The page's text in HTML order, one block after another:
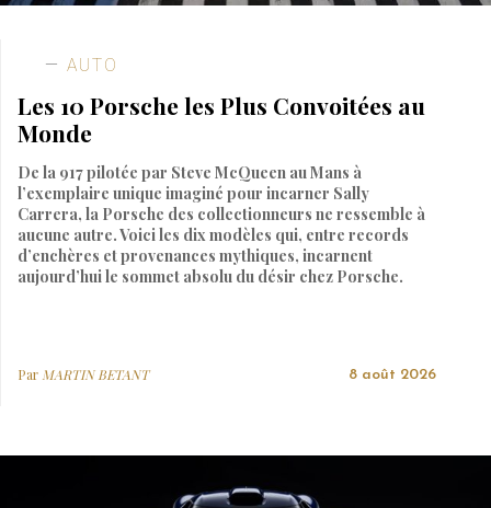
AUTO
Les 10 Porsche les Plus Convoitées au
Monde
De la 917 pilotée par Steve McQueen au Mans à
l’exemplaire unique imaginé pour incarner Sally
Carrera, la Porsche des collectionneurs ne ressemble à
aucune autre. Voici les dix modèles qui, entre records
d’enchères et provenances mythiques, incarnent
aujourd’hui le sommet absolu du désir chez Porsche.
ParMARTIN BETANT 8 août 2026